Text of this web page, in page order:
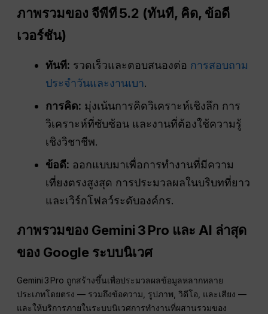
ภาพรวมของ จีพีที5.2 (ทันที, คิด, ข้อดี
เวอร์ชัน)
ทันที: รวดเร็วและตอบสนองต่อ การสอบถาม
ประจำวันและงานเบา.
การคิด: มุ่งเน้นการคิดวิเคราะห์เชิงลึก การ
วิเคราะห์ที่ซับซ้อน และงานที่ต้องใช้ความรู้
เชิงวิชาชีพ.
ข้อดี: ออกแบบมาเพื่อการทำงานที่มีความ
เที่ยงตรงสูงสุด การประมวลผลในบริบทที่ยาว
และเวิร์กโฟลว์ระดับองค์กร.
ภาพรวมของ Gemini 3 Pro และ AI ล่าสุด
ของ Google ระบบนิเวศ
Gemini 3 Pro ถูกสร้างขึ้นเพื่อประมวลผลข้อมูลหลากหลาย
ประเภทโดยตรง — รวมถึงข้อความ, รูปภาพ, วิดีโอ, และเสียง —
และให้บริการภายในระบบนิเวศการทำงานที่ผสานรวมของ